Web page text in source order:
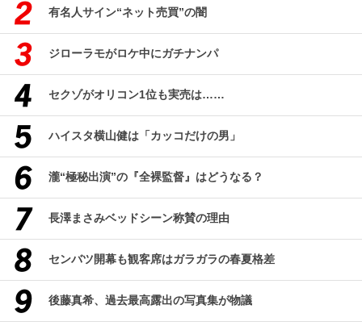
有名人サイン“ネット売買”の闇
ジローラモがロケ中にガチナンパ
セクゾがオリコン1位も実売は……
ハイスタ横山健は「カッコだけの男」
瀧“極秘出演”の『全裸監督』はどうなる？
長澤まさみベッドシーン称賛の理由
センバツ開幕も観客席はガラガラの春夏格差
後藤真希、過去最高露出の写真集が物議